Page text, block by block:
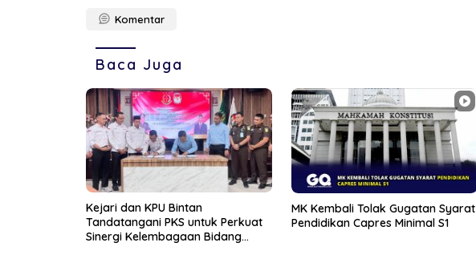
Komentar
Baca Juga
Kejari dan KPU Bintan
Tandatangani PKS untuk Perkuat
Sinergi Kelembagaan Bidang
MK Kembali Tolak Gugatan Syarat
Pendidikan Capres Minimal S1